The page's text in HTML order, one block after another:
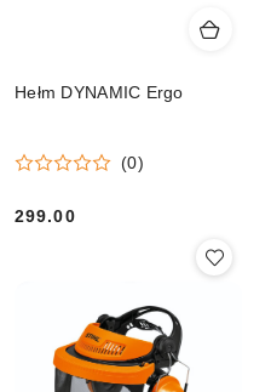
Hełm DYNAMIC Ergo
(0)
299.00